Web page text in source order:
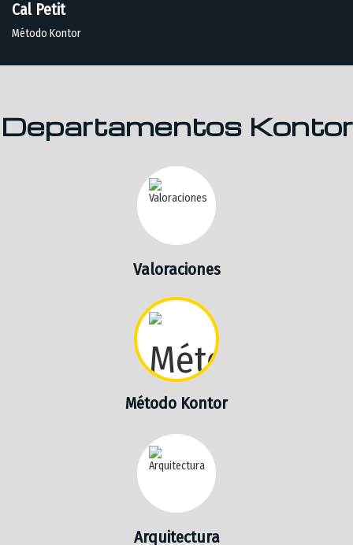
Cal Petit
Método Kontor
Departamentos Kontor
Valoraciones
Método Kontor
Arquitectura